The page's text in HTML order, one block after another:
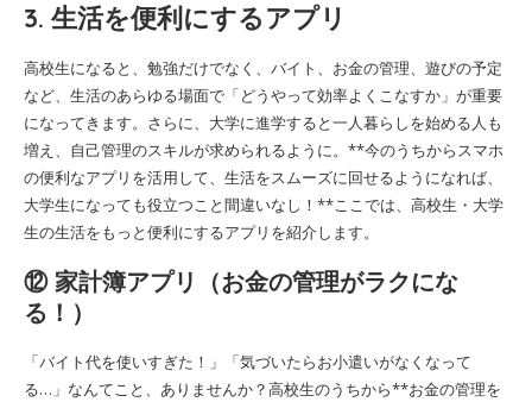
3. 生活を便利にするアプリ
高校生になると、勉強だけでなく、バイト、お金の管理、遊びの予定
など、生活のあらゆる場面で「どうやって効率よくこなすか」が重要
になってきます。さらに、大学に進学すると一人暮らしを始める人も
増え、自己管理のスキルが求められるように。**今のうちからスマホ
の便利なアプリを活用して、生活をスムーズに回せるようになれば、
大学生になっても役立つこと間違いなし！**ここでは、高校生・大学
生の生活をもっと便利にするアプリを紹介します。
⑫ 家計簿アプリ（お金の管理がラクにな
る！）
「バイト代を使いすぎた！」「気づいたらお小遣いがなくなって
る…」なんてこと、ありませんか？高校生のうちから**お金の管理を